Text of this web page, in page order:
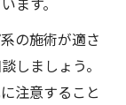
の施術が適さ
しましょう。
注意すること